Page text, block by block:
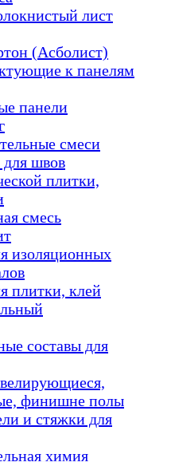
лист
(Асболист)
к панелям
панели
смеси
для швов
плитки,
смесь
изоляционных
плитки, клей
составы для
финишне полы
и стяжки для
химия